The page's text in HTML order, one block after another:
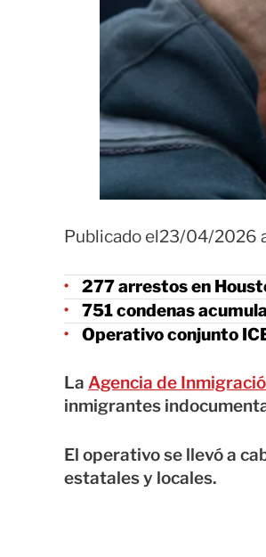
Publicado el23/04/2026
277 arrestos en
751 condenas
Operativo conjunto
La Agencia de
inmigrantes
El operativo se llevó a
estatales y locales.